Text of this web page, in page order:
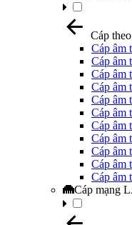
Cáp
Cáp âm
Cáp âm
Cáp âm
Cáp âm
Cáp âm
Cáp âm
Cáp âm
Cáp âm
Cáp âm
Cáp âm
Cáp âm
Cáp mạng